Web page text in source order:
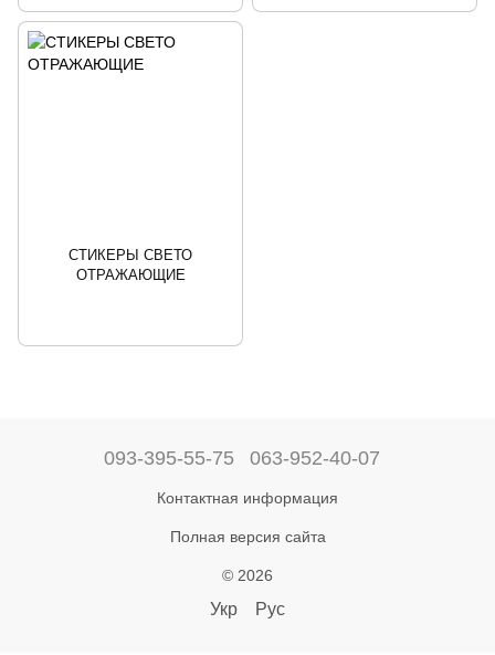
СТИКЕРЫ СВЕТО
ОТРАЖАЮЩИЕ
093-395-55-75 063-952-40-07
Контактная информация
Полная версия сайта
© 2026
Укр Рус